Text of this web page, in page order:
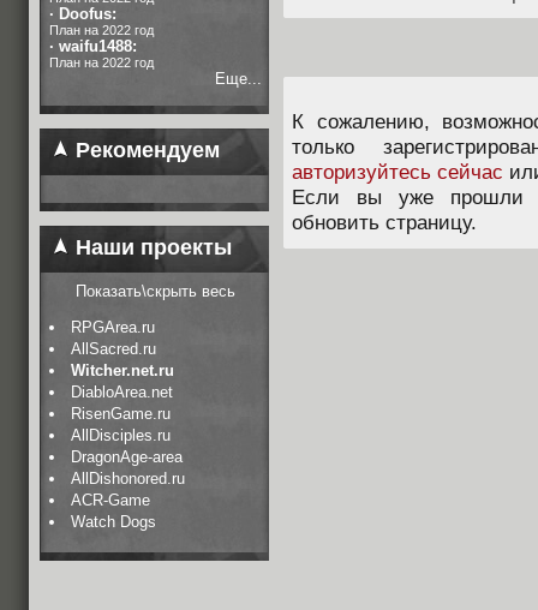
· Doofus:
План на 2022 год
· waifu1488:
План на 2022 год
Еще...
Рекомендуем
Наши проекты
Показать\скрыть весь
RPGArea.ru
AllSacred.ru
Witcher.net.ru
DiabloArea.net
RisenGame.ru
AllDisciples.ru
DragonAge-area
AllDishonored.ru
ACR-Game
Watch Dogs
К сожалению,
только
авторизуйтесь сейчас
Если вы уже прошли
обновить страницу.